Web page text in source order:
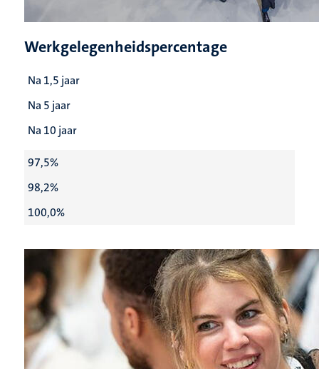
Werkgelegenheidspercentage
Na 1,5 jaar
Na 5 jaar
Na 10 jaar
97,5%
98,2%
100,0%